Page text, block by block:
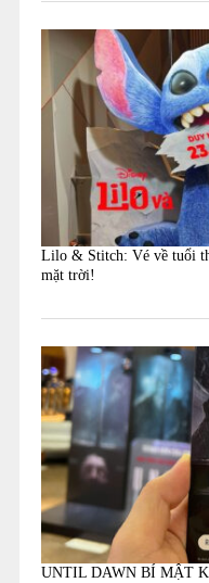
Lilo & Stitch: Vé về tuổi
mặt trời!
UNTIL DAWN BÍ MẬT